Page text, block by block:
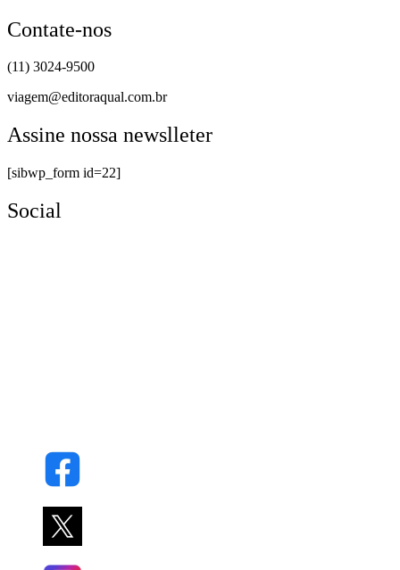
Contate-nos
(11) 3024-9500
viagem@editoraqual.com.br
Assine nossa newslleter
[sibwp_form id=22]
Social